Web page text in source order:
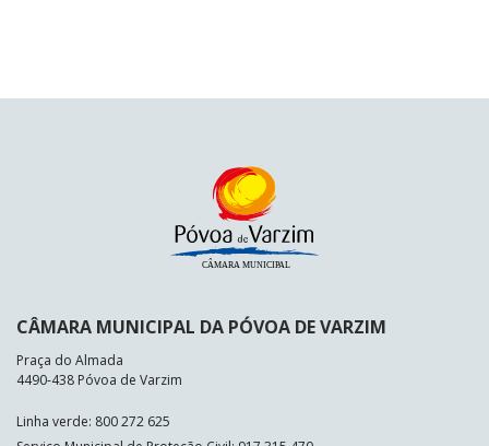
CÂMARA MUNICIPAL DA PÓVOA DE VARZIM
Praça do Almada
4490-438 Póvoa de Varzim
Linha verde: 800 272 625